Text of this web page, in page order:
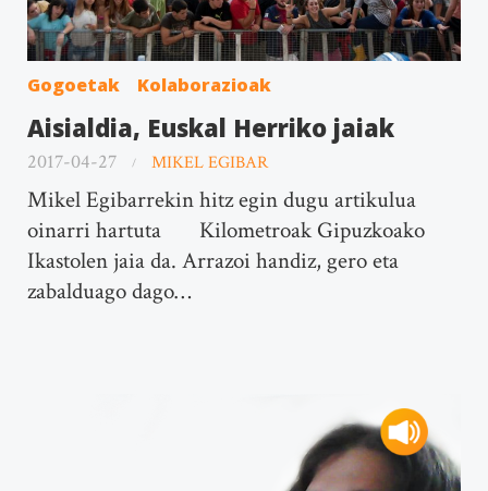
Gogoetak Kolaborazioak
Aisialdia, Euskal Herriko jaiak
2017-04-27 MIKEL EGIBAR
Mikel Egibarrekin hitz egin dugu artikulua
oinarri hartuta Kilometroak Gipuzkoako
Ikastolen jaia da. Arrazoi handiz, gero eta
zabalduago dago…